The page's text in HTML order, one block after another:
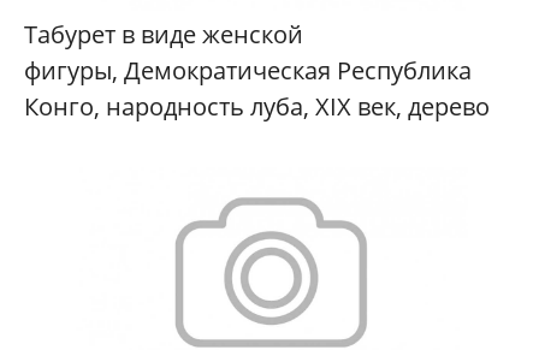
Табурет в виде женской
фигуры, Демократическая Республика
Конго, народность луба, XIX век, дерево